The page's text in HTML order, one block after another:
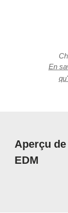
En
Aperçu
EDM